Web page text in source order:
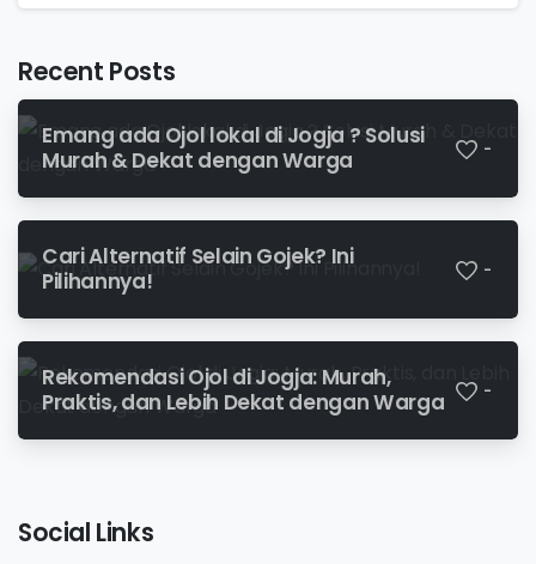
Recent Posts
Emang ada Ojol lokal di Jogja ? Solusi
Murah & Dekat dengan Warga
-
Cari Alternatif Selain Gojek? Ini
Pilihannya!
-
Rekomendasi Ojol di Jogja: Murah,
Praktis, dan Lebih Dekat dengan Warga
-
Social Links